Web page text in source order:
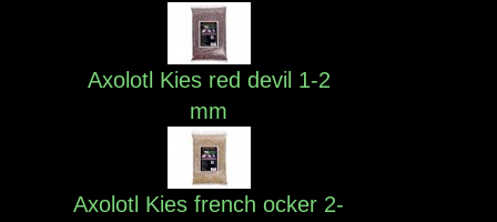
Axolotl Kies red devil 1-2
mm
Axolotl Kies french ocker 2-